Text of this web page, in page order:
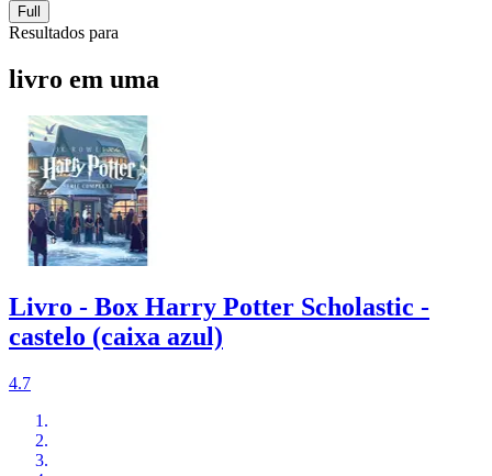
Full
Resultados para
livro em uma
Livro - Box Harry Potter Scholastic -
castelo (caixa azul)
4.7